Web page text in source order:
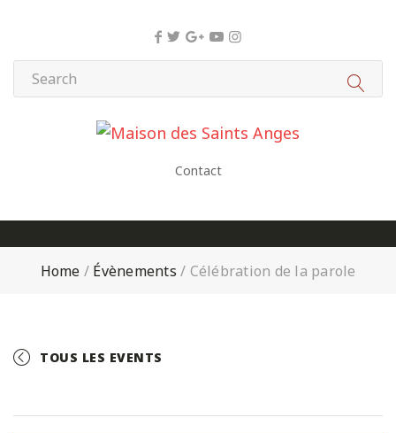
Contact
Home / Évènements / Célébration de la parole
TOUS LES EVENTS